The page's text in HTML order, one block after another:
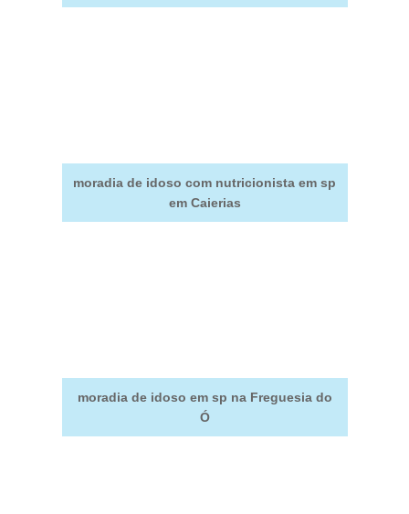
moradia de idoso com nutricionista em sp
em Caierias
moradia de idoso em sp na Freguesia do
Ó